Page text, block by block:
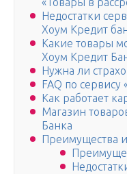
Недостатки
Хоум Кредит
Какие товары
Хоум Кредит
Нужна ли
FAQ по сервису
Как работает
Магазин
Банка
Преимущества